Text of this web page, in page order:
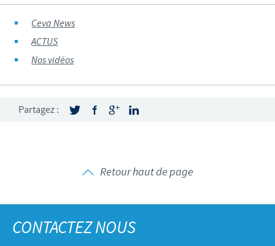
Ceva News
ACTUS
Nos vidéos
Partagez :
Retour haut de page
CONTACTEZ NOUS